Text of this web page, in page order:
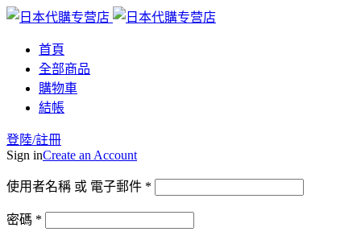
首頁
全部商品
購物車
結帳
登陸/註冊
Sign inCreate an Account
使用者名稱 或 電子郵件 *
密碼 *